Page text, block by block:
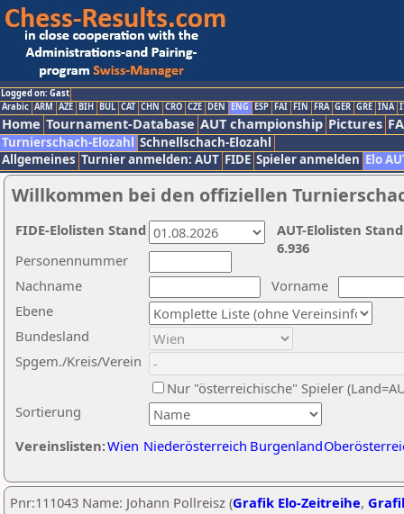
Logged on: Gast
Arabic ARM AZE BIH BUL CAT CHN CRO CZE DEN ENG ESP FAI FIN FRA GER GRE INA
Home Tournament-Database AUT championship Pictures
Turnierschach-Elozahl Schnellschach-Elozahl
Allgemeines Turnier anmelden: AUT FIDE Spieler anmelden Elo
Willkommen bei den offiziellen
Nachname
Vorname
Ebene
Sortierung
Personennummer
Bundesland
Spgem./Kreis/Verein
Nur "österreichische" Spieler
Vereinslisten:Wien Niederösterreich Burgenland
AUT-Elolisten
6.936
FIDE-Elolisten Stand
Pnr:111043 Name: Johann Pollreisz (Grafik Elo-Zeitreihe,